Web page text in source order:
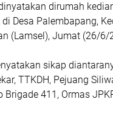
dirumah
Desa Palembapang,
(Lamsel), Jumat (26/6/
sikap
TTKDH, Pejuang
Brigade 411, Ormas